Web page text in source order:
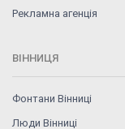
Рекламна агенція
ВІННИЦЯ
Фонтани Вінниці
Люди Вінниці